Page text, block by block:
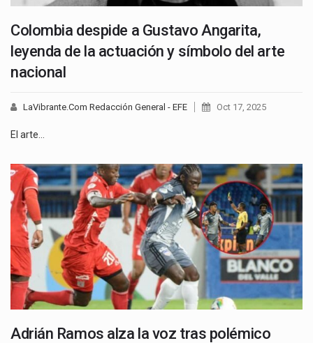
Colombia despide a Gustavo Angarita,
leyenda de la actuación y símbolo del arte
nacional
LaVibrante.Com Redacción General - EFE Oct 17, 2025
El arte…
Adrián Ramos alza la voz tras polémico